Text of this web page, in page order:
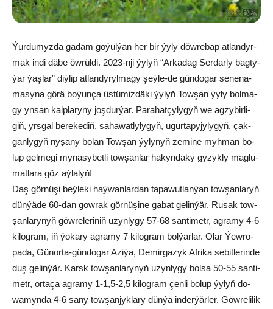
Ýur­du­myz­da ga­dam go­ýul­ýan her bir ýy­ly döw­re­bap at­lan­dyr­
mak in­di dä­be öw­rül­di. 2023-nji ýy­lyň “Ar­ka­dag Ser­dar­ly bag­ty­
ýar ýaş­lar” diý­lip at­lan­dy­ryl­ma­gy şeý­le-de gün­do­gar se­ne­na­
ma­sy­na gö­rä bo­ýun­ça üs­tü­miz­dä­ki ýy­lyň Tow­şan ýy­ly bol­ma­
gy yn­san kalp­la­ry­ny joş­dur­ýar. Pa­ra­hat­çy­ly­gyň we ag­zy­bir­li­
giň, yrs­gal be­re­ke­diň, sa­ha­wat­ly­ly­gyň, ugur­ta­py­jy­ly­gyň, çak­
gan­ly­gyň ny­şa­ny bo­lan Tow­şan ýy­ly­nyň ze­mi­ne myh­man bo­
lup gel­me­gi my­na­sy­bet­li tow­şan­lar ha­kyn­da­ky gy­zyk­ly mag­lu­
mat­la­ra göz aý­la­lyň!
Daş gör­nü­şi beý­le­ki haý­wan­lar­dan ta­pa­wut­lan­ýan tow­şan­la­ryň
dün­ýä­de 60-dan gow­rak gör­nü­şi­ne ga­bat ge­lin­ýär. Ru­sak tow­
şan­la­ry­nyň göw­re­le­ri­niň uzyn­ly­gy 57-68 san­ti­metr, ag­ra­my 4-6
ki­log­ram, iň ýo­ka­ry ag­ra­my 7 ki­log­ram bol­ýar­lar. Olar Ýew­ro­
pa­da, Gü­nor­ta-gün­do­gar Azi­ýa, De­mir­ga­zyk Af­ri­ka se­bit­le­rin­de
duş ge­lin­ýär. Karsk tow­şan­la­ry­nyň uzyn­ly­gy bol­sa 50-55 san­ti­
metr, or­ta­ça ag­ra­my 1-1,5-2,5 ki­log­ram çen­li bo­lup ýy­lyň do­
wa­myn­da 4-6 sa­ny tow­şan­jyk­la­ry dün­ýä in­der­ýär­ler. Göw­re­li­lik